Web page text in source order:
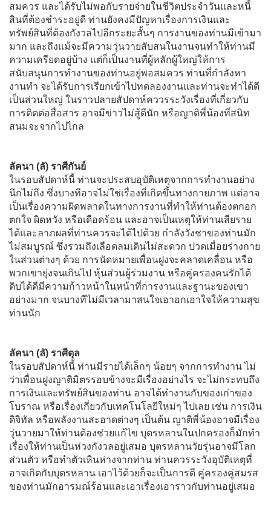
สมควร และได้รับไม่พอกับรายจ่ายในชีวิตประจำวันและหนี้
สินที่ต้องชำระอยู่ดี ท่านยังคงมีปัญหาเรื่องการเงินและ
ทรัพย์สินที่ต้องกังวลไปอีกระยะสั้นๆ การงานของท่านมีเข้ามา
มาก และถึงแม้จะมีความวุ่นวายสับสนในงานจนทำให้ท่านมี
ความเครียดอยู่บ้าง แต่ก็เป็นงานที่ผู้หลักผู้ใหญ่ให้การ
สนับสนุนการทำงานของท่านอยู่พอสมควร ท่านที่กำลังหา
งานทำ จะได้รับการเรียกเข้าไปทดลองงานและท่านจะทำได้ดี
เป็นส่วนใหญ่ ในราวปลายสัปดาห์คววรระวังเรื่องที่เกี่ยวกับ
การติดต่อสื่อสาร อาจมีข่าวไม่สู้ดีนัก หรือญาติพี่น้องที่สนิท
สนมจะจากไปไกล
ลัคนา (ลั) ราศีกันย์
ในรอบสัปดาห์นี้ ท่านจะประสบอุบัติเหตุจากการทำงานอย่าง
นึกไม่ถึง ซึ่งบางทีอาจไม่ใช่เรื่องที่เกิดขึ้นทางกายภาพ แต่อาจ
เป็นเรื่องความผิดพลาดในทางการงานที่ทำให้ท่านต้องตกอก
ตกใจ ผิดหวัง หรือเดือดร้อน และอาจเป็นเหตุให้ท่านเสียราย
ได้และลาภผลที่ท่านควรจะได้ไปด้วย กำลังวังชาของท่านมัก
ไม่สมบูรณ์ ซึ่งรวมถึงเลือดลมเดินไม่สะดวก ปวดเมื่อยร่างกาย
ในส่วนต่างๆ ด้วย การนัดหมายเพื่อนฝูงจะคลาดเคลื่อน หรือ
พวกเขายุ่งจนเกินไป หุ้นส่วนผู้ร่วมงาน หรือคู่ครองคนรักได้
ดิบได้ดีมีความก้าวหน้าในหน้าที่การงานและฐานะของเขา
อย่างมาก จนบางทีไม่มีเวลามาสนใจเอาอกเอาใจให้ความสุข
ท่านนัก
ลัคนา (ลั) ราศีตุล
ในรอบสัปดาห์นี้ ท่านมีรายได้เล็กๆ น้อยๆ จากการทำงาน ไม่
ว่าเพื่อนฝูงญาติมิตรรอบข้างจะมีเรื่องอย่างไร จะไม่กระทบถึง
การเงินและทรัพย์สินของท่าน อาจได้ทำงานกับของเก่าของ
โบราณ หรือเรื่องเกี่ยวกับเทคโนโลยีใหม่ๆ ไปเลย เช่น การเงิน
ดิจิทัล หรือพลังงานสะอาดต่างๆ เป็นต้น ญาติพี่น้องอาจมีเรื่อง
วุ่นวายมาให้ท่านต้องช่วยแก้ไข บุตรหลานในปกครองก็มักทำ
เรื่องให้ท่านเป็นห่วงกังวลอยู่เสมอ บุตรหลานวัยรุ่นอาจมีโลก
ส่วนตัว หรือทำตัวเหินห่างจากท่าน ท่านควรระวังอุบัติเหตุที่
อาจเกิดกับบุตรหลาน เอาไว้ด้วยก็จะเป็นการดี คู่ครองคู่สมรส
ของท่านมักอารมณ์ร้อนและเอาเรื่องเอาราวกับท่านอยู่เสมอ